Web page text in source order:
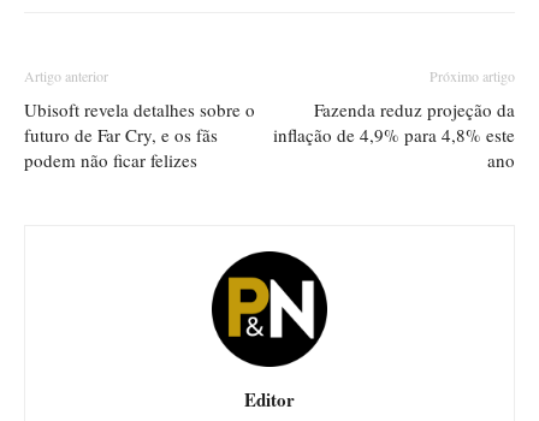
Artigo anterior
Ubisoft revela detalhes sobre o
futuro de Far Cry, e os fãs
podem não ficar felizes
Próximo artigo
Fazenda reduz projeção da
inflação de 4,9% para 4,8% este
ano
Editor